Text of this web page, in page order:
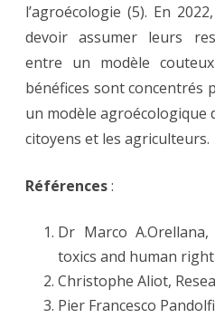
l’agroécologie (5). En
devoir assumer leurs
entre un modèle
bénéfices sont concentrés
un modèle agroécologique
citoyens et les agriculteurs.
Références:
Dr Marco
toxics and human right
Christophe Aliot,
Pier Francesco